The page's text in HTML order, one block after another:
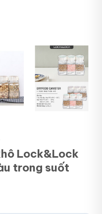
Lock&Lock
trong suốt